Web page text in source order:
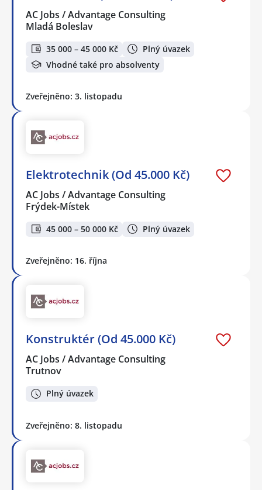
AC Jobs / Advantage Consulting
Mladá Boleslav
35 000 – 45 000 Kč
Plný úvazek
Vhodné také pro absolventy
Zveřejněno: 3. listopadu
Elektrotechnik (Od 45.000 Kč)
AC Jobs / Advantage Consulting
Frýdek-Místek
45 000 – 50 000 Kč Plný úvazek
Zveřejněno: 16. října
Konstruktér (Od 45.000 Kč)
AC Jobs / Advantage Consulting
Trutnov
Plný úvazek
Zveřejněno: 8. listopadu